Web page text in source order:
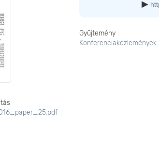
Gyűjtemény
Konferenciaközlemények